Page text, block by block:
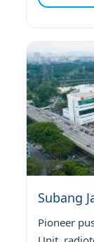
Subang
Pioneer